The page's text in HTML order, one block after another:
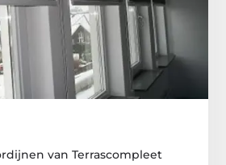
van Terrascompleet